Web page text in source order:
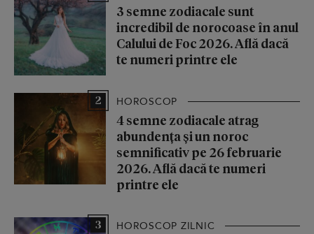
3 semne zodiacale sunt
incredibil de norocoase în anul
Calului de Foc 2026. Află dacă
te numeri printre ele
2 HOROSCOP
4 semne zodiacale atrag
abundența și un noroc
semnificativ pe 26 februarie
2026. Află dacă te numeri
printre ele
3 HOROSCOP ZILNIC